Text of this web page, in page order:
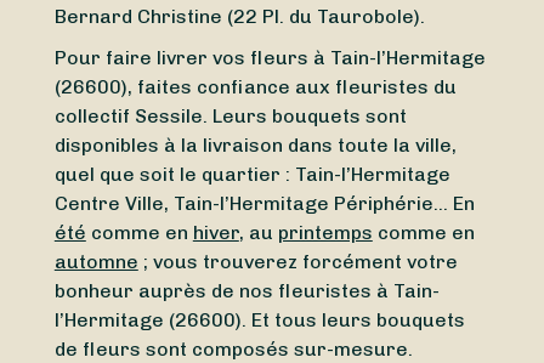
Bernard Christine (22 Pl. du Taurobole).
Pour faire livrer vos fleurs à Tain-l’Hermitage
(26600), faites confiance aux fleuristes du
collectif Sessile. Leurs bouquets sont
disponibles à la livraison dans toute la ville,
quel que soit le quartier : Tain-l’Hermitage
Centre Ville, Tain-l’Hermitage Périphérie… En
été comme en hiver, au printemps comme en
automne ; vous trouverez forcément votre
bonheur auprès de nos fleuristes à Tain-
l’Hermitage (26600). Et tous leurs bouquets
de fleurs sont composés sur-mesure.